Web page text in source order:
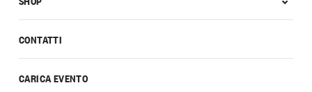
CONTATTI
CARICA EVENTO